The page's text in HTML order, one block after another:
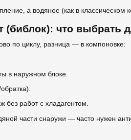
а водяное (как в
(библок): что выбрать
по циклу, разница — в компоновке:
в наружном блоке.
без работ с хладагентом.
части снаружи — часто нужен